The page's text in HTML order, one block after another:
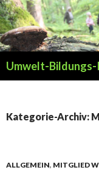
Umwelt-
Kategorie-Archiv:
ALLGEMEIN, MITGLIED